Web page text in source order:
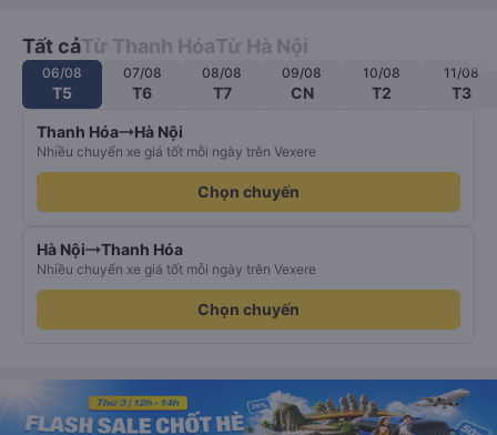
Tất cảTừ Thanh HóaTừ Hà Nội
06/08
T5
07/08
T6
08/08
T7
09/08
CN
10/08
T2
11/08
T3
Thanh Hóa Hà Nội
Nhiều chuyến xe giá tốt mỗi ngày trên Vexere
Chọn chuyến
Hà Nội Thanh Hóa
Nhiều chuyến xe giá tốt mỗi ngày trên Vexere
Chọn chuyến